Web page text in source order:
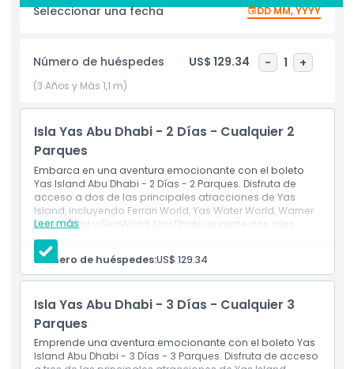
Aventuras a Medida:
Sumerge en las emociones de dos de nuestros parques de
clase mundial durante dos días consecutivos. Personaliza
tu experiencia combinando tus atracciones favoritas o
descubriendo nuevas a tu ritmo.
Tres Días, Tres Parques:
Extiende tu diversión y ahorros con acceso a tres parques
durante tres días inolvidables. Con tarifas con descuento,
puedes disfrutar aún más emoción y variedad a través de
nuestras increíbles atracciones.
Cuatro Días, Cuatro Parques:
Maximiza tu aventura en Isla Yas con cuatro días de
Seleccionar una fecha DD MM, YYYY
Número de huéspedes US$ 129.34 - 1 +
(3 Años y Más 1,1 m)
Isla Yas Abu Dhabi - 2 Días - Cualquier 2
Parques
Embarca en una aventura emocionante con el boleto
Yas Island Abu Dhabi - 2 Días - 2 Parques. Disfruta de
acceso a dos de las principales atracciones de Yas
Island, incluyendo Ferrari World, Yas Water World, Warner
Bros. World y SeaWorld Abu Dhabi, durante dos días
consecutivos. ¡Sumérgete en juegos emocionantes,
toboganes acuáticos y experiencias inmersivas para
una escapada inolvidable!
Leer más
Incluye
cuatro parques de tu elección. Es decir, Ferrari World,
Yas Water World, Warner Bros. Abu Dhabi & SeaWorld
Abu Dhabi.
Durante el transcurso de dos días separados.
Puedes optar por utilizarlo dentro de dos días
Número de huéspedes:US$ 129.34
Isla Yas Abu Dhabi - 3 Días - Cualquier 3
Parques
Emprende una aventura emocionante con el boleto Yas
Island Abu Dhabi - 3 Días - 3 Parques. Disfruta de acceso